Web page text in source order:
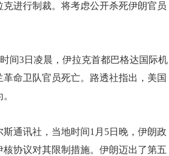
进行制裁。将考虑公开杀死伊朗官员
3日凌晨，伊拉克首都巴格达国际机
命卫队官员死亡。路透社指出，美国
通讯社，当地时间1月5日晚，伊朗政
协议对其限制措施。伊朗迈出了第五